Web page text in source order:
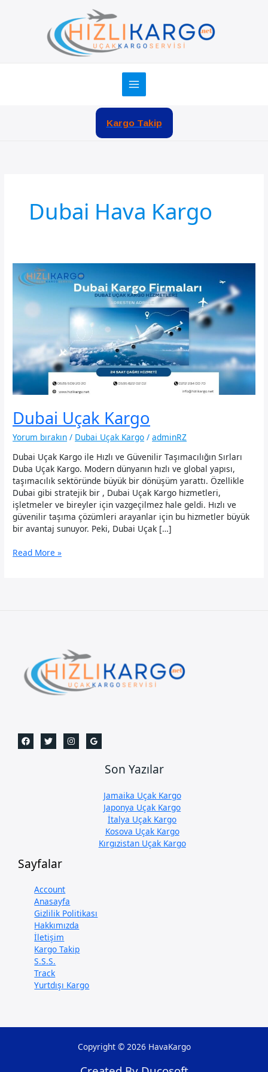
Kargo Takip
Dubai Hava Kargo
Dubai Uçak Kargo
Yorum bırakın / Dubai Uçak Kargo /adminRZ
Dubai Uçak Kargo ile Hızlı ve Güvenilir Taşımacılığın Sırları
Duba Uçak Kargo. Modern dünyanın hızlı ve global yapısı,
taşımacılık sektöründe büyük bir dönüşüm yarattı. Özellikle
Dubai gibi stratejik bir , Dubai Uçak Kargo hizmetleri,
işletmeler ve bireyler için vazgeçilmez hale geldi. Hızlı ve
güvenilir taşıma çözümleri arayanlar için bu hizmetler büyük
bir avantaj sunuyor. Peki, Dubai Uçak […]
Dubai
Read More »
Son Yazılar
Jamaika Uçak Kargo
Japonya Uçak Kargo
İtalya Uçak Kargo
Kosova Uçak Kargo
Kırgızistan Uçak Kargo
Sayfalar
Account
Anasayfa
Gizlilik Politikası
Hakkımızda
İletişim
Kargo Takip
S.S.S.
Track
Yurtdışı Kargo
Copyright © 2026 HavaKargo